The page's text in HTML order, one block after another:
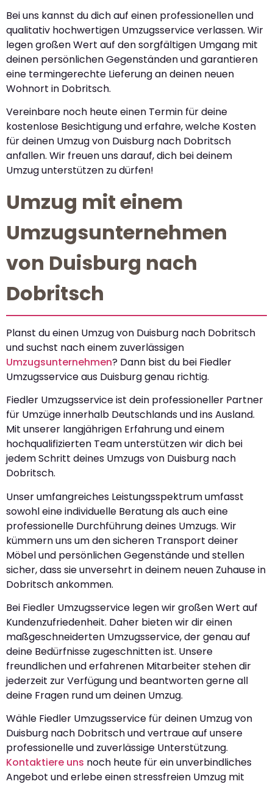
Bei uns kannst du dich auf einen professionellen und
qualitativ hochwertigen Umzugsservice verlassen. Wir
legen großen Wert auf den sorgfältigen Umgang mit
deinen persönlichen Gegenständen und garantieren
eine termingerechte Lieferung an deinen neuen
Wohnort in Dobritsch.
Vereinbare noch heute einen Termin für deine
kostenlose Besichtigung und erfahre, welche Kosten
für deinen Umzug von Duisburg nach Dobritsch
anfallen. Wir freuen uns darauf, dich bei deinem
Umzug unterstützen zu dürfen!
Umzug mit einem
Umzugsunternehmen
von Duisburg nach
Dobritsch
Planst du einen Umzug von Duisburg nach Dobritsch
und suchst nach einem zuverlässigen
Umzugsunternehmen? Dann bist du bei Fiedler
Umzugsservice aus Duisburg genau richtig.
Fiedler Umzugsservice ist dein professioneller Partner
für Umzüge innerhalb Deutschlands und ins Ausland.
Mit unserer langjährigen Erfahrung und einem
hochqualifizierten Team unterstützen wir dich bei
jedem Schritt deines Umzugs von Duisburg nach
Dobritsch.
Unser umfangreiches Leistungsspektrum umfasst
sowohl eine individuelle Beratung als auch eine
professionelle Durchführung deines Umzugs. Wir
kümmern uns um den sicheren Transport deiner
Möbel und persönlichen Gegenstände und stellen
sicher, dass sie unversehrt in deinem neuen Zuhause in
Dobritsch ankommen.
Bei Fiedler Umzugsservice legen wir großen Wert auf
Kundenzufriedenheit. Daher bieten wir dir einen
maßgeschneiderten Umzugsservice, der genau auf
deine Bedürfnisse zugeschnitten ist. Unsere
freundlichen und erfahrenen Mitarbeiter stehen dir
jederzeit zur Verfügung und beantworten gerne all
deine Fragen rund um deinen Umzug.
Wähle Fiedler Umzugsservice für deinen Umzug von
Duisburg nach Dobritsch und vertraue auf unsere
professionelle und zuverlässige Unterstützung.
Kontaktiere uns noch heute für ein unverbindliches
Angebot und erlebe einen stressfreien Umzug mit